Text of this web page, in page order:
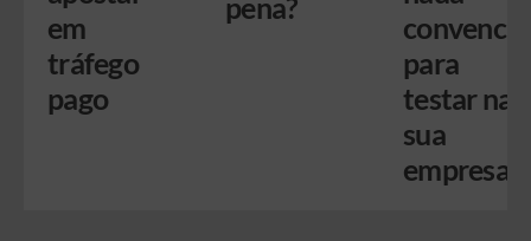
em
tráfego
pago
pena?
para
testar na
sua
empresa